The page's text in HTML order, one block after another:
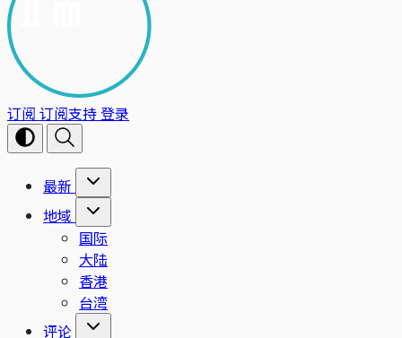
订阅 订阅支持登录
最新
地域
国际
大陆
香港
台湾
评论